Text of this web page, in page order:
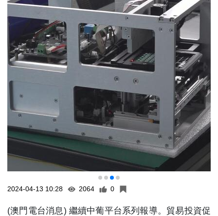
2024-04-13 10:28 2064 0
(澳門電台消息) 繼續中葡平台系列報導。貿易投資促